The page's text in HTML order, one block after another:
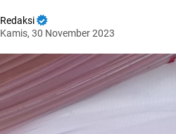
Redaksi
Kamis, 30 November 2023